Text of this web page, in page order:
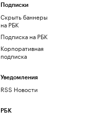
Подписки
Скрыть баннеры
на РБК
Подписка на РБК
Корпоративная
подписка
Уведомления
RSS Новости
РБК